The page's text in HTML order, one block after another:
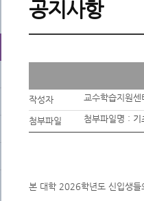
공지사항
작성자 교수학습지원센
첨부파일 첨부파일명 : 기
본 대학 2026학년도 신입생들